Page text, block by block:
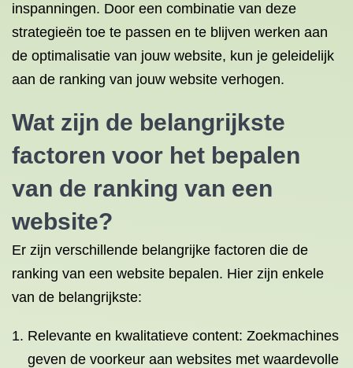
inspanningen. Door een combinatie van deze
strategieën toe te passen en te blijven werken aan
de optimalisatie van jouw website, kun je geleidelijk
aan de ranking van jouw website verhogen.
Wat zijn de belangrijkste
factoren voor het bepalen
van de ranking van een
website?
Er zijn verschillende belangrijke factoren die de
ranking van een website bepalen. Hier zijn enkele
van de belangrijkste:
Relevante en kwalitatieve content: Zoekmachines
geven de voorkeur aan websites met waardevolle